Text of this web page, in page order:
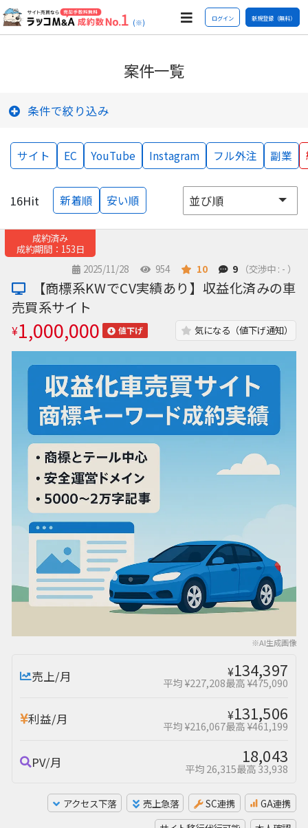
(※) ログイン 新規登録（無料）
案件一覧
条件で絞り込み
サイト EC YouTube Instagram フル外注 副業
16Hit 新着順 安い順
成約済み
成約期間：153日
2025/11/28
954 10 9 （交渉中 : - ）
※AI生成画像
【商標系KWでCV実績あり】収益化済みの車
売買系サイト
¥1,000,000 値下げ 気になる（値下げ通知）
売上/月 ¥134,397
平均 ¥227,208最高 ¥475,090
利益/月 ¥131,506
平均 ¥216,067最高 ¥461,199
PV/月 18,043
平均 26,315最高 33,938
アクセス下落 売上急落 SC連携
GA連携